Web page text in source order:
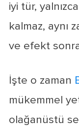
iyi tür,
kalmaz, aynı
ve efekt
İşte o zaman
mükemmel
olağanüstü